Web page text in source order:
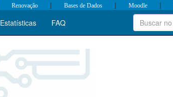
Renovação | Bases de Dados | Moodle |
Estatísticas FAQ